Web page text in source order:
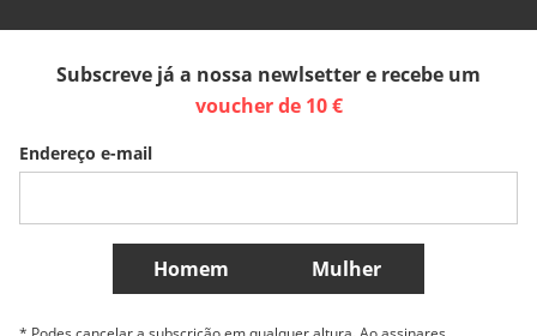
Slovenija
Belgique (Français) Danmark Norge
Mais países
Subscreve já a nossa newlsetter e recebe um
voucher de 10 €
Endereço e-mail
Homem Mulher